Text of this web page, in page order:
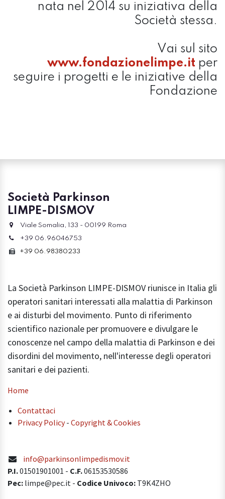
nata nel 2014 su iniziativa della
Società stessa.
Vai sul sito
www.fondazionelimpe.it per
seguire i progetti e le iniziative della
Fondazione
Società Parkinson
LIMPE-DISMOV
Viale Somalia, 133 - 00199 Roma
+39 06.96046753
+39 06.98380233
La Società Parkinson LIMPE-DISMOV riunisce in Italia gli
operatori sanitari interessati alla malattia di Parkinson
e ai disturbi del movimento. Punto di riferimento
scientifico nazionale per promuovere e divulgare le
conoscenze nel campo della malattia di Parkinson e dei
disordini del movimento, nell'interesse degli operatori
sanitari e dei pazienti.
Home
Contattaci
Privacy Policy- Copyright & Cookies
info@parkinsonlimpedismov.it
P.I.01501901001 - C.F.06153530586
Pec: limpe@pec.it - Codice Univoco: T9K4ZHO